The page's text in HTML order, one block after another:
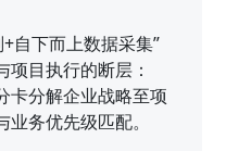
自下而上数据采集”
目执行的断层：
卡分解企业战略至项
务优先级匹配。